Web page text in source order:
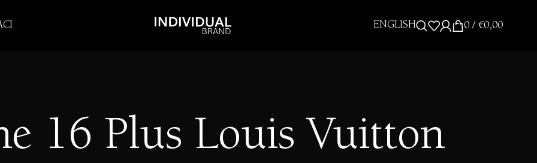
ENGLISH 0/ €0,00
16 Plus Louis Vuitton